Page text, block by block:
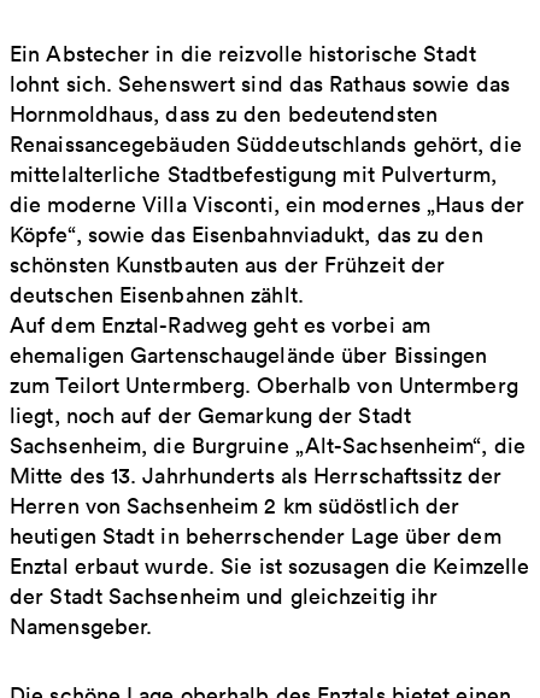
Ein Abstecher in die reizvolle historische Stadt
lohnt sich. Sehenswert sind das Rathaus sowie das
Hornmoldhaus, dass zu den bedeutendsten
Renaissancegebäuden Süddeutschlands gehört, die
mittelalterliche Stadtbefestigung mit Pulverturm,
die moderne Villa Visconti, ein modernes „Haus der
Köpfe“, sowie das Eisenbahnviadukt, das zu den
schönsten Kunstbauten aus der Frühzeit der
deutschen Eisenbahnen zählt.
Auf dem Enztal-Radweg geht es vorbei am
ehemaligen Gartenschaugelände über Bissingen
zum Teilort Untermberg. Oberhalb von Untermberg
liegt, noch auf der Gemarkung der Stadt
Sachsenheim, die Burgruine „Alt-Sachsenheim“, die
Mitte des 13. Jahrhunderts als Herrschaftssitz der
Herren von Sachsenheim 2 km südöstlich der
heutigen Stadt in beherrschender Lage über dem
Enztal erbaut wurde. Sie ist sozusagen die Keimzelle
der Stadt Sachsenheim und gleichzeitig ihr
Namensgeber.